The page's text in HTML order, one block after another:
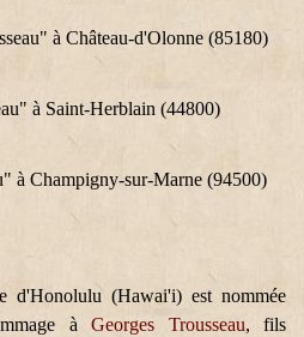
à Château-d'Olonne (85180)
à Saint-Herblain (44800)
à Champigny-sur-Marne (94500)
d'Honolulu (Hawai'i) est nommée
àGeorges Trousseau, fils